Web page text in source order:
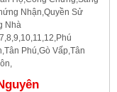
Nhận,Quyền Sử
Nhà
Phú,Gò Vấp,Tân